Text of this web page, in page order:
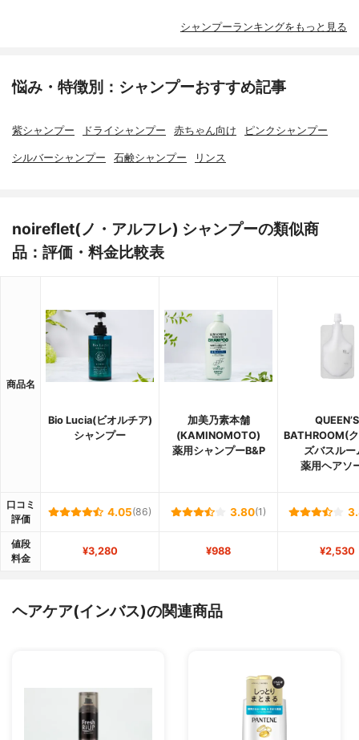
シャンプーランキングをもっと見る
悩み・特徴別：シャンプーおすすめ記事
紫シャンプー ドライシャンプー 赤ちゃん向け ピンクシャンプー
シルバーシャンプー 石鹸シャンプー リンス
noireflet(ノ・アルフレ) シャンプーの類似商
品：評価・料金比較表
商品名
Bio Lucia(ビオルチア)
シャンプー
加美乃素本舗
(KAMINOMOTO)
薬用シャンプーB&P
QUEEN’S
BATHROOM(
ズバスルー
薬用ヘアソ
口コミ
評価
4.05(86) 3.80(1)
値段
料金
¥3,280 ¥988 ¥2,530
ヘアケア(インバス)の関連商品